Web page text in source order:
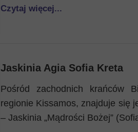
Czytaj więcej...
Jaskinia Agia Sofia Kreta
Pośród zachodnich krańców
regionie Kissamos, znajduje się
– Jaskinia „Mądrości Bożej”